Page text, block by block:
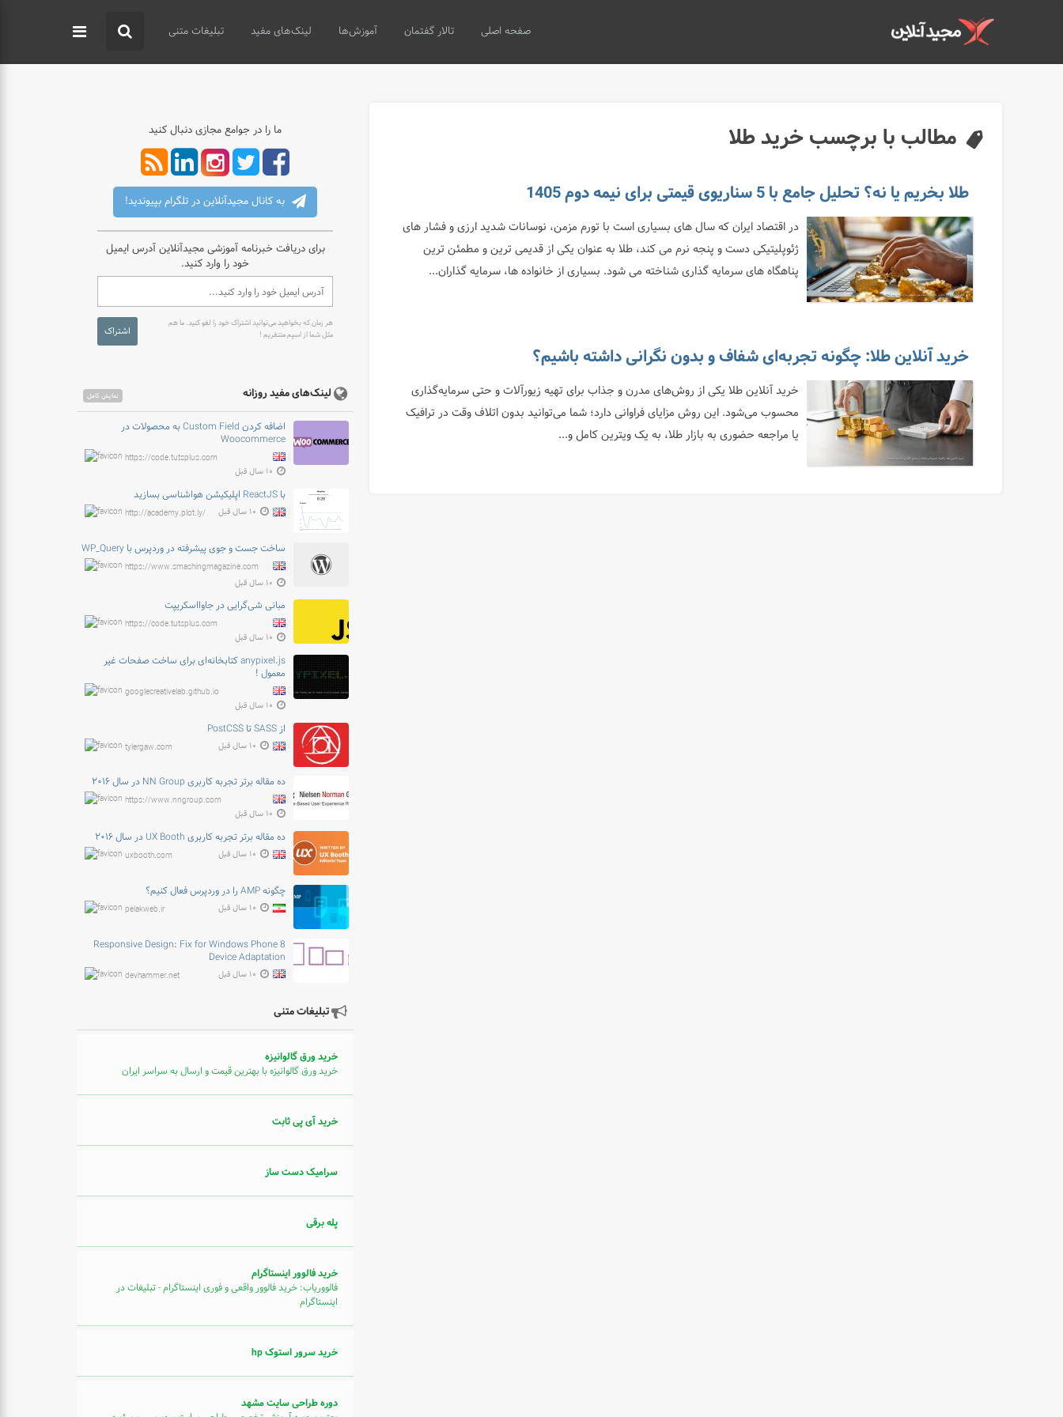
صفحه اصلی تالار گفتمان آموزش‌ها لینک‌های مفید تبلیغات متنی
مطالب با برچسب خرید طلا
طلا بخریم یا نه؟ تحلیل جامع با 5 سناریوی قیمتی برای نیمه دوم 1405
در اقتصاد ایران که سال های بسیاری است با تورم مزمن، نوسانات شدید ارزی و فشار های
ژئوپلیتیکی دست و پنجه نرم می کند، طلا به عنوان یکی از قدیمی ترین و مطمئن ترین
پناهگاه های سرمایه گذاری شناخته می شود. بسیاری از خانواده ها، سرمایه گذاران...
خرید آنلاین طلا: چگونه تجربه‌ای شفاف و بدون نگرانی داشته باشیم؟
خرید آنلاین طلا یکی از روش‌های مدرن و جذاب برای تهیه زیورآلات و حتی سرمایه‌گذاری
محسوب می‌شود. این روش مزایای فراوانی دارد؛ شما می‌توانید بدون اتلاف وقت در ترافیک
یا مراجعه حضوری به بازار طلا، به یک ویترین کامل و...
ما را در جوامع مجازی دنبال کنید
به کانال مجیدآنلاین در تلگرام بپیوندید!
برای دریافت خبرنامه آموزشی مجیدآنلاین آدرس ایمیل
خود را وارد کنید.
هر زمان که بخواهید می‌توانید اشتراک خود را لغو کنید. ما هم
مثل شما از اسپم متنفریم !
اشتراک
لینک‌های مفید روزانه نمایش کامل
اضافه کردن Custom Field به محصولات در
Woocommerce
https://code.tutsplus.com
۱۰ سال قبل
با ReactJS اپلیکیشن هواشناسی بسازید
http://academy.plot.ly/ ۱۰ سال قبل
ساخت جست و جوی پیشرفته در وردپرس با WP_Query
https://www.smashingmagazine.com
۱۰ سال قبل
مبانی شی‌گرایی در جاوااسکریپت
https://code.tutsplus.com
۱۰ سال قبل
anypixel.js کتابخانه‌ای برای ساخت صفحات غیر
معمول !
googlecreativelab.github.io
۱۰ سال قبل
از SASS تا PostCSS
tylergaw.com ۱۰ سال قبل
ده مقاله برتر تجربه کاربری NN Group در سال ۲۰۱۶
https://www.nngroup.com
۱۰ سال قبل
ده مقاله برتر تجربه کاربری UX Booth در سال ۲۰۱۶
uxbooth.com ۱۰ سال قبل
چگونه AMP را در وردپرس فعال کنیم؟
pelakweb.ir ۱۰ سال قبل
Responsive Design: Fix for Windows Phone 8
Device Adaptation
devhammer.net ۱۰ سال قبل
تبلیغات متنی
خرید ورق گالوانیزه
خرید ورق گالوانیزه با بهترین قیمت و ارسال به سراسر ایران
خرید آی پی ثابت
سرامیک دست ساز
پله برقی
خرید فالوور اینستاگرام
فالووریاب: خرید فالوور واقعی و فوری اینستاگرام - تبلیغات در
اینستاگرام
خرید سرور استوک hp
دوره طراحی سایت مشهد